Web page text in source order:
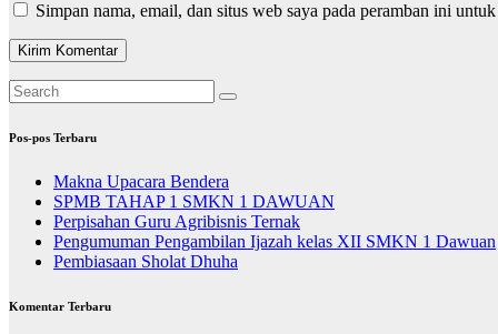
Simpan nama, email, dan situs web saya pada peramban ini
Pos-pos Terbaru
Makna Upacara Bendera
SPMB TAHAP 1 SMKN 1 DAWUAN
Perpisahan Guru Agribisnis Ternak
Pengumuman Pengambilan Ijazah kelas XII SMKN 1 Dawuan
Pembiasaan Sholat Dhuha
Komentar Terbaru